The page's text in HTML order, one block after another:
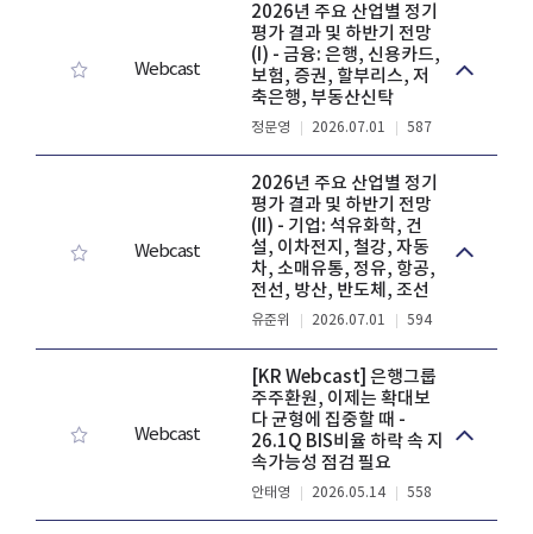
Webcast
2026년 주요 산업별 정기
평가 결과 및 하반기 전망
(I) - 금융: 은행, 신용카드,
보험, 증권, 할부리스, 저
축은행, 부동산신탁
정문영 2026.07.01 587
Webcast
2026년 주요 산업별 정기
평가 결과 및 하반기 전망
(II) - 기업: 석유화학, 건
설, 이차전지, 철강, 자동
차, 소매유통, 정유, 항공,
전선, 방산, 반도체, 조선
유준위 2026.07.01 594
Webcast
[KR Webcast] 은행그룹
주주환원, 이제는 확대보
다 균형에 집중할 때 -
26.1Q BIS비율 하락 속 지
속가능성 점검 필요
안태영 2026.05.14 558